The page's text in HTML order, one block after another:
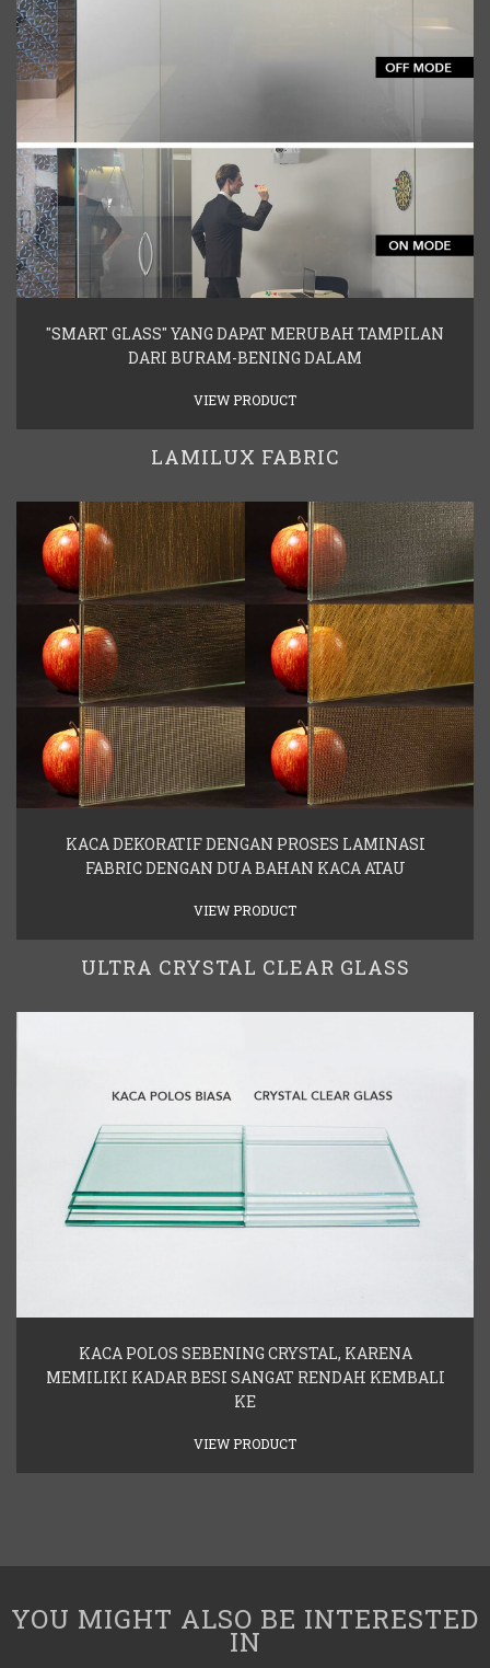
"SMART GLASS" YANG DAPAT MERUBAH TAMPILAN
DARI BURAM-BENING DALAM
VIEW PRODUCT
LAMILUX FABRIC
KACA DEKORATIF DENGAN PROSES LAMINASI
FABRIC DENGAN DUA BAHAN KACA ATAU
VIEW PRODUCT
ULTRA CRYSTAL CLEAR GLASS
KACA POLOS SEBENING CRYSTAL, KARENA
MEMILIKI KADAR BESI SANGAT RENDAH KEMBALI
KE
VIEW PRODUCT
YOU MIGHT ALSO BE INTERESTED
IN